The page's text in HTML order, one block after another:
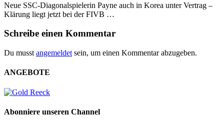
Neue SSC-Diagonalspielerin Payne auch in Korea unter Vertrag –
Klärung liegt jetzt bei der FIVB …
Schreibe einen Kommentar
Du musst angemeldet sein, um einen Kommentar abzugeben.
ANGEBOTE
Abonniere unseren Channel